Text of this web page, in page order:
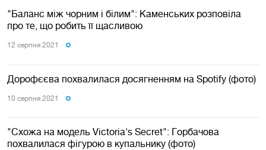
"Баланс між чорним і білим": Каменських розповіла
про те, що робить її щасливою
12 серпня 2021
Дорофєєва похвалилася досягненням на Spotify (фото)
10 серпня 2021
"Схожа на модель Victoria's Secret": Горбачова
похвалилася фігурою в купальнику (фото)